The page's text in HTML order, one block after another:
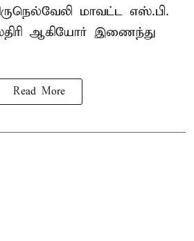
மாவட்ட எஸ்.பி.
ஆகியோர் இணைந்து
Read More